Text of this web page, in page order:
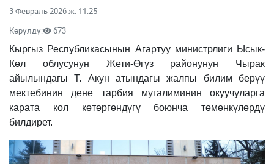
3 Февраль 2026 ж. 11:25
Көрүлдү:
673
Кыргыз Республикасынын Агартуу министрлиги Ысык-
Көл облусунун Жети-Өгүз районунун Чырак
айылындагы Т. Акун атындагы жалпы билим берүү
мектебинин дене тарбия мугалиминин окуучуларга
карата кол көтөргөндүгү боюнча төмөнкүлөрдү
билдирет.